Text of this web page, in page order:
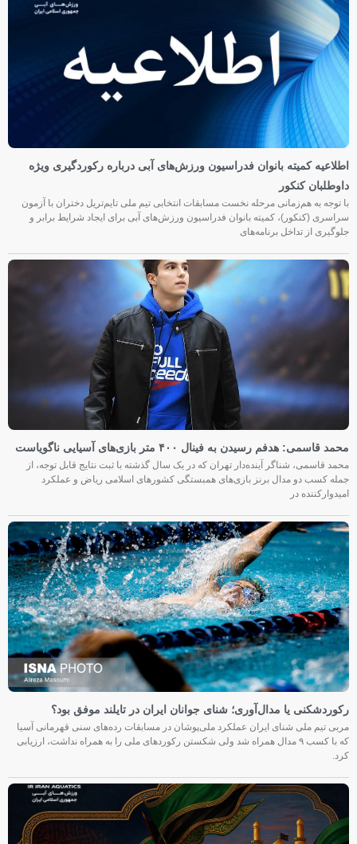
اطلاعیه کمیته بانوان فدراسیون ورزش‌های آبی درباره رکوردگیری ویژه
داوطلبان کنکور
با توجه به هم‌زمانی مرحله نخست مسابقات انتخابی تیم ملی تایم‌تریل دختران با آزمون
سراسری (کنکور)، کمیته بانوان فدراسیون ورزش‌های آبی برای ایجاد شرایط برابر و
جلوگیری از تداخل برنامه‌های
محمد قاسمی: هدفم رسیدن به فینال ۴۰۰ متر بازی‌های آسیایی ناگویاست
محمد قاسمی، شناگر آینده‌دار تهران که در یک سال گذشته با ثبت نتایج قابل توجه، از
جمله کسب دو مدال برنز بازی‌های همبستگی کشورهای اسلامی ریاض و عملکرد
امیدوارکننده در
رکوردشکنی یا مدال‌آوری؛ شنای جوانان ایران در تایلند موفق بود؟
مربی تیم ملی شنای ایران عملکرد ملی‌پوشان در مسابقات رده‌های سنی قهرمانی آسیا
که با کسب ۹ مدال همراه شد ولی شکستن رکوردهای ملی را به همراه نداشت، ارزیابی
کرد.